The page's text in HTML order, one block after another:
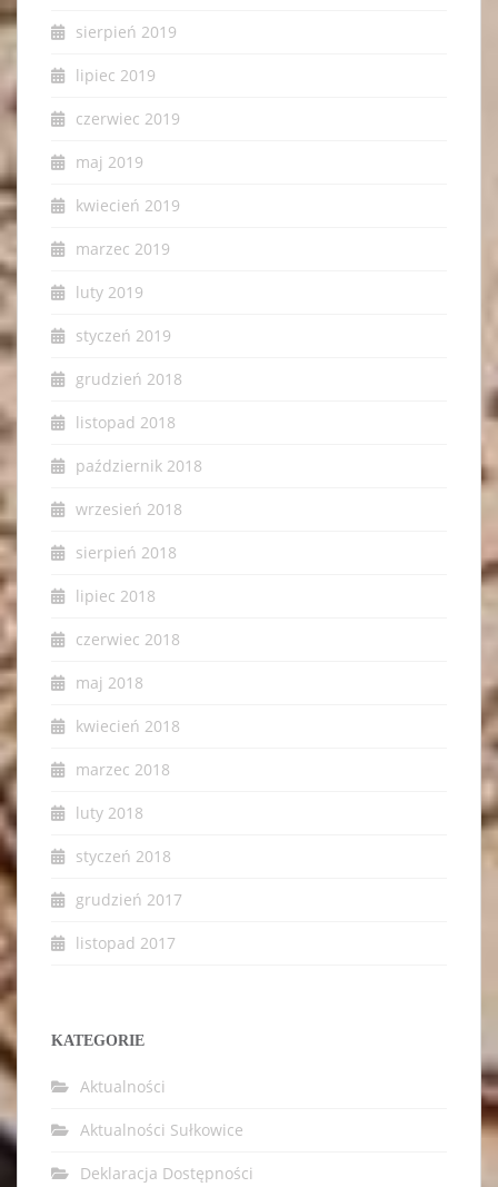
sierpień 2019
lipiec 2019
czerwiec 2019
maj 2019
kwiecień 2019
marzec 2019
luty 2019
styczeń 2019
grudzień 2018
listopad 2018
październik 2018
wrzesień 2018
sierpień 2018
lipiec 2018
czerwiec 2018
maj 2018
kwiecień 2018
marzec 2018
luty 2018
styczeń 2018
grudzień 2017
listopad 2017
KATEGORIE
Aktualności
Aktualności Sułkowice
Deklaracja Dostępności